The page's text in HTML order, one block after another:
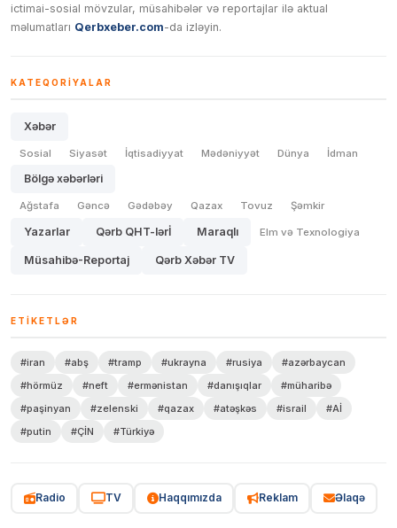
ictimai-sosial mövzular, müsahibələr və reportajlar ilə aktual
məlumatları Qerbxeber.com-da izləyin.
KATEQORIYALAR
Xəbər
Sosial Siyasət İqtisadiyyat Mədəniyyət Dünya İdman
Bölgə xəbərləri
Ağstafa Gəncə Gədəbəy Qazax Tovuz Şəmkir
Yazarlar Qərb QHT-lərİ Maraqlı Elm və Texnologiya
Müsahibə-Reportaj Qərb Xəbər TV
ETIKETLƏR
#iran #abş #tramp #ukrayna #rusiya
#azərbaycan
#hörmüz
#neft #ermənistan #danışıqlar
#müharibə
#paşinyan
#zelenski #qazax #atəşkəs #israil
#Aİ
#putin
#ÇİN #Türkiyə
Radio TV Haqqımızda Reklam Əlaqə